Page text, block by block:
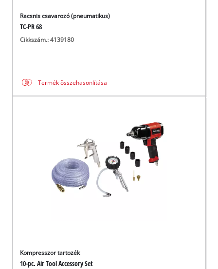
Racsnis csavarozó (pneumatikus)
TC-PR 68
Cikkszám.: 4139180
Termék összehasonlítása
Kompresszor tartozék
10-pc. Air Tool Accessory Set